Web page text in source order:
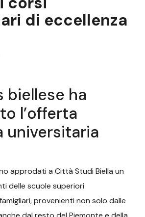
di eccellenza
biellese ha
l’offerta
universitaria
approdati a Città Studi Biella un
delle scuole superiori
provenienti non solo dalle